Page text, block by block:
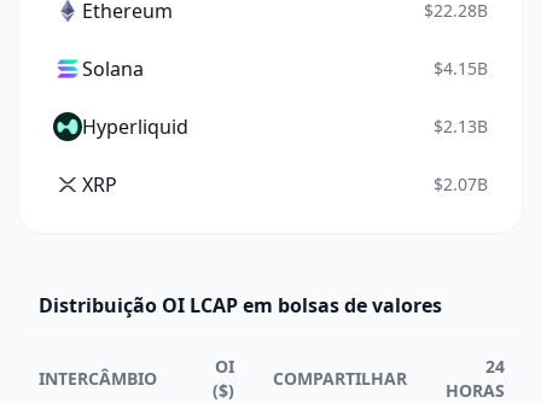
Ethereum $22.28B
Solana $4.15B
Hyperliquid $2.13B
XRP $2.07B
Distribuição OI LCAP em bolsas de valores
INTERCÂMBIO
OI
($)
COMPARTILHAR
24
HORAS